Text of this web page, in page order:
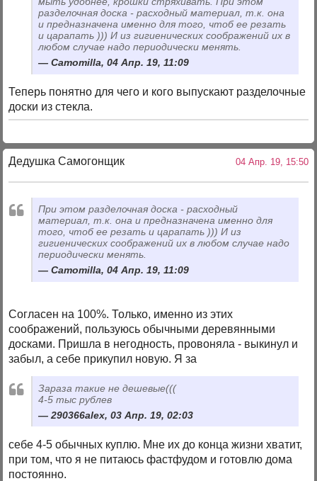
разделочная доска - расходный материал, т.к. она
и предназначена именно для того, чтоб ее резать
и царапать ))) И из гигиенических соображений их в
любом случае надо периодически менять.
Camomilla, 04 Апр. 19, 11:09
Теперь понятно для чего и кого выпускают разделочные
доски из стекла.
Дедушка Самогонщик 04 Апр. 19, 15:50
При этом разделочная доска - расходный
материал, т.к. она и предназначена именно для
того, чтоб ее резать и царапать ))) И из
гигиенических соображений их в любом случае надо
периодически менять.
Camomilla, 04 Апр. 19, 11:09
Согласен на 100%. Только, именно из этих
соображений, пользуюсь обычными деревянными
досками. Пришла в негодность, провоняла - выкинул и
забыл, а себе прикупил новую. Я за
Зараза такие не дешевые(((
4-5 тыс рублев
290366alex, 03 Апр. 19, 02:03
себе 4-5 обычных куплю. Мне их до конца жизни хватит,
при том, что я не питаюсь фастфудом и готовлю дома
постоянно.